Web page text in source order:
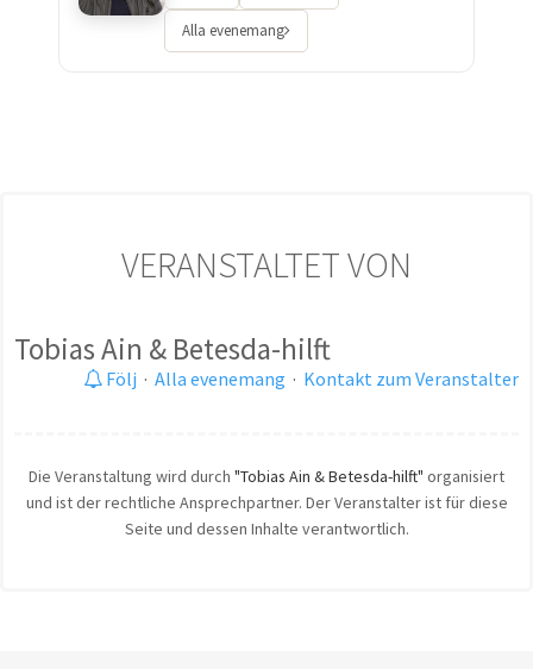
Alla evenemang
VERANSTALTET VON
Tobias Ain & Betesda-hilft
Följ · Alla evenemang · Kontakt zum Veranstalter
Die Veranstaltung wird durch "Tobias Ain & Betesda-hilft" organisiert
und ist der rechtliche Ansprechpartner. Der Veranstalter ist für diese
Seite und dessen Inhalte verantwortlich.